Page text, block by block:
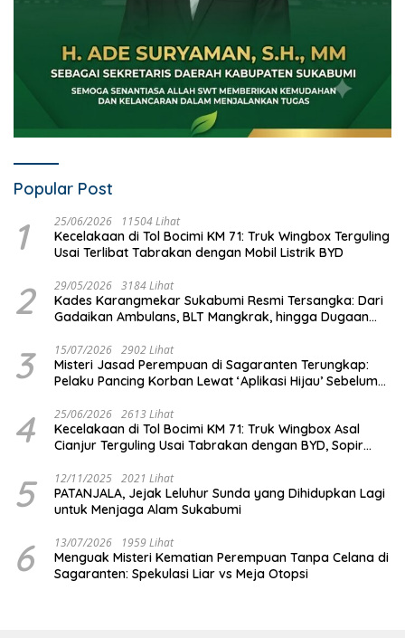
Popular Post
1 25/06/2026 11504 Lihat
Kecelakaan di Tol Bocimi KM 71: Truk Wingbox Terguling
Usai Terlibat Tabrakan dengan Mobil Listrik BYD
2 29/05/2026 3184 Lihat
Kades Karangmekar Sukabumi Resmi Tersangka: Dari
Gadaikan Ambulans, BLT Mangkrak, hingga Dugaan
3 15/07/2026 2902 Lihat
Misteri Jasad Perempuan di Sagaranten Terungkap:
Pelaku Pancing Korban Lewat ‘Aplikasi Hijau’ Sebelum
4 25/06/2026 2613 Lihat
Kecelakaan di Tol Bocimi KM 71: Truk Wingbox Asal
Cianjur Terguling Usai Tabrakan dengan BYD, Sopir
5 12/11/2025 2021 Lihat
PATANJALA, Jejak Leluhur Sunda yang Dihidupkan Lagi
untuk Menjaga Alam Sukabumi
6 13/07/2026 1959 Lihat
Menguak Misteri Kematian Perempuan Tanpa Celana di
Sagaranten: Spekulasi Liar vs Meja Otopsi